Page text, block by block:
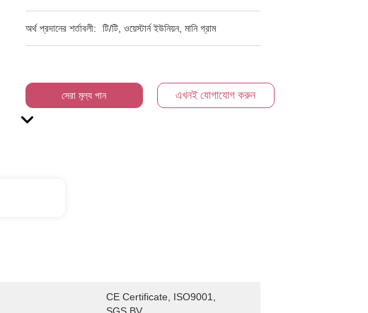
অর্থ প্রদানের শর্তাবলী: টি/টি, ওয়েস্টার্ন ইউনিয়ন, মানি গ্রাম
সেরা মূল্য পান এখনই যোগাযোগ করুন
CE Certificate, ISO9001,